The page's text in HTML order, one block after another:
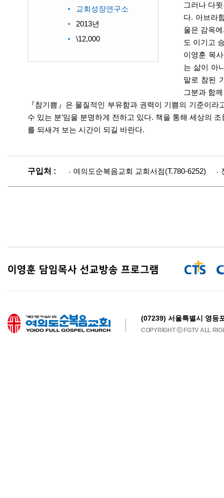
교회성장연구소
2013년
\12,000
그러나 다
다. 아브라
울은 감옥
도 이기고
이영훈 목
는 삶이 아
말로 참된
그분과 함
『참기쁨』은 물질적인 부유함과 권력이 기쁨의 기준이라
수 있는 분’임을 분명하게 전하고 있다. 책을 통해 세상의
를 되새겨 보는 시간이 되길 바란다.
구입처 : 여의도순복음교회 교회서점(T.780-6252)
이영훈 담임목사 선교방송 프로그램
(07239) 서울특별시 영등
COPYRIGHT ⓒ FGTV ALL